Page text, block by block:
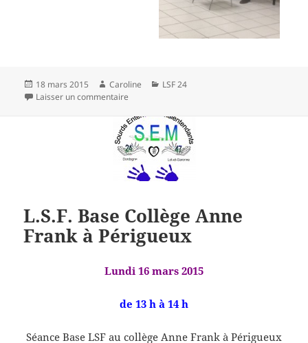
Publié
le
18 mars 2015 Auteur
Caroline Catégories
LSF 24
Laisser un commentaire
L.S.F. Base Collège Anne
Frank à Périgueux
Lundi 16 mars 2015
de 13 h à 14 h
Séance Base LSF au collège Anne Frank à Périgueux